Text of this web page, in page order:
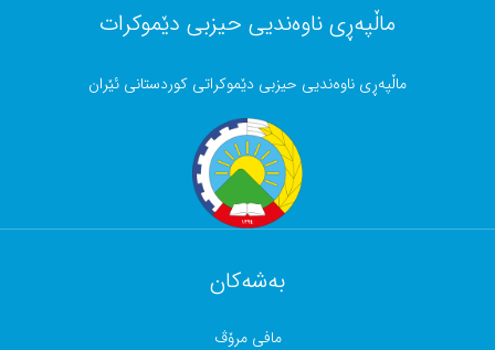
ماڵپەڕی ناوەندیی حیزبی دێموکرات
ماڵپەڕی ناوەندیی حیزبی دێموکراتی کوردستانی ئێران
بەشەکان
مافی مرۆڤ